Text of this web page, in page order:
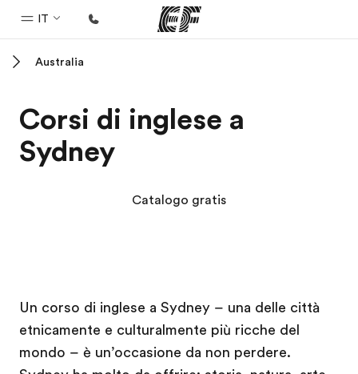
IT
Programmi
Vedi la nostra offerta
Carriera
Lavora con noi
Australia
Corsi di inglese a
Sydney
Catalogo gratis
Un corso di inglese a Sydney – una delle città
etnicamente e culturalmente più ricche del
mondo – è un’occasione da non perdere.